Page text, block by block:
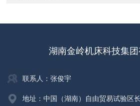
湖南金岭机床科技集团
联系人：张俊宇
地址：中国（湖南）自由贸易试验区